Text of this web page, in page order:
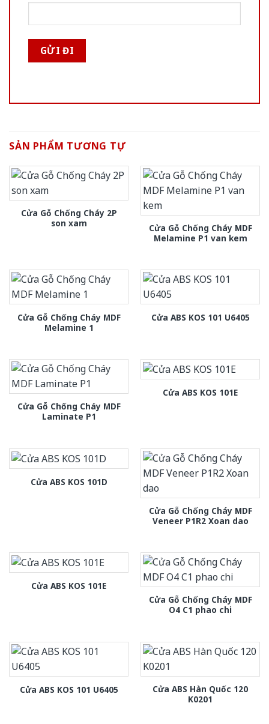
SẢN PHẨM TƯƠNG TỰ
Cửa Gỗ Chống Cháy 2P
son xam
Cửa Gỗ Chống Cháy MDF
Melamine P1 van kem
Cửa Gỗ Chống Cháy MDF
Melamine 1
Cửa ABS KOS 101 U6405
Cửa Gỗ Chống Cháy MDF
Laminate P1
Cửa ABS KOS 101E
Cửa ABS KOS 101D
Cửa Gỗ Chống Cháy MDF
Veneer P1R2 Xoan dao
Cửa ABS KOS 101E
Cửa Gỗ Chống Cháy MDF
O4 C1 phao chi
Cửa ABS KOS 101 U6405
Cửa ABS Hàn Quốc 120
K0201